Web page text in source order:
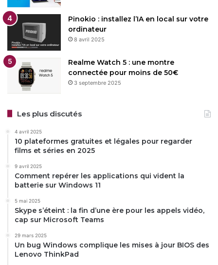
Pinokio : installez l’IA en local sur votre
ordinateur
8 avril 2025
Realme Watch 5 : une montre
connectée pour moins de 50€
3 septembre 2025
Les plus discutés
4 avril 2025
10 plateformes gratuites et légales pour regarder
films et séries en 2025
9 avril 2025
Comment repérer les applications qui vident la
batterie sur Windows 11
5 mai 2025
Skype s’éteint : la fin d’une ère pour les appels vidéo,
cap sur Microsoft Teams
29 mars 2025
Un bug Windows complique les mises à jour BIOS des
Lenovo ThinkPad